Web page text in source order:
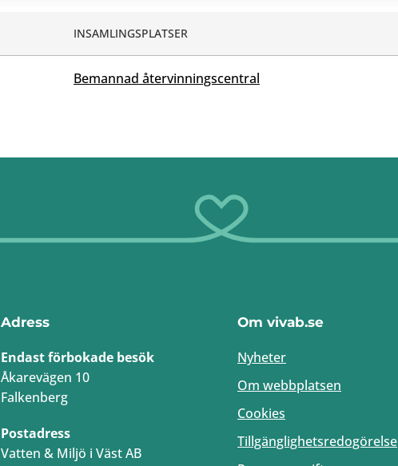
INSAMLINGSPLATSER
Bemannad återvinningscentral
Adress
Endast förbokade besök
Åkarevägen 10
Falkenberg
Postadress
Vatten & Miljö i Väst AB
Om vivab.se
Nyheter
Om webbplatsen
Cookies
Tillgänglighetsredogörelse